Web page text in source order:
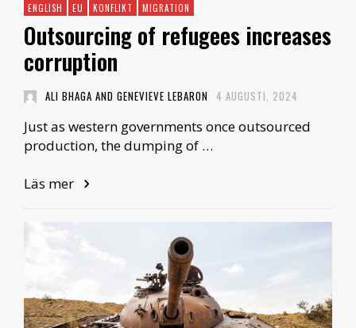
ENGLISH EU KONFLIKT MIGRATION
Outsourcing of refugees increases
corruption
ALI BHAGA AND GENEVIEVE LEBARON 4 AUGUSTI, 2024
Just as western governments once outsourced
production, the dumping of …
Läs mer